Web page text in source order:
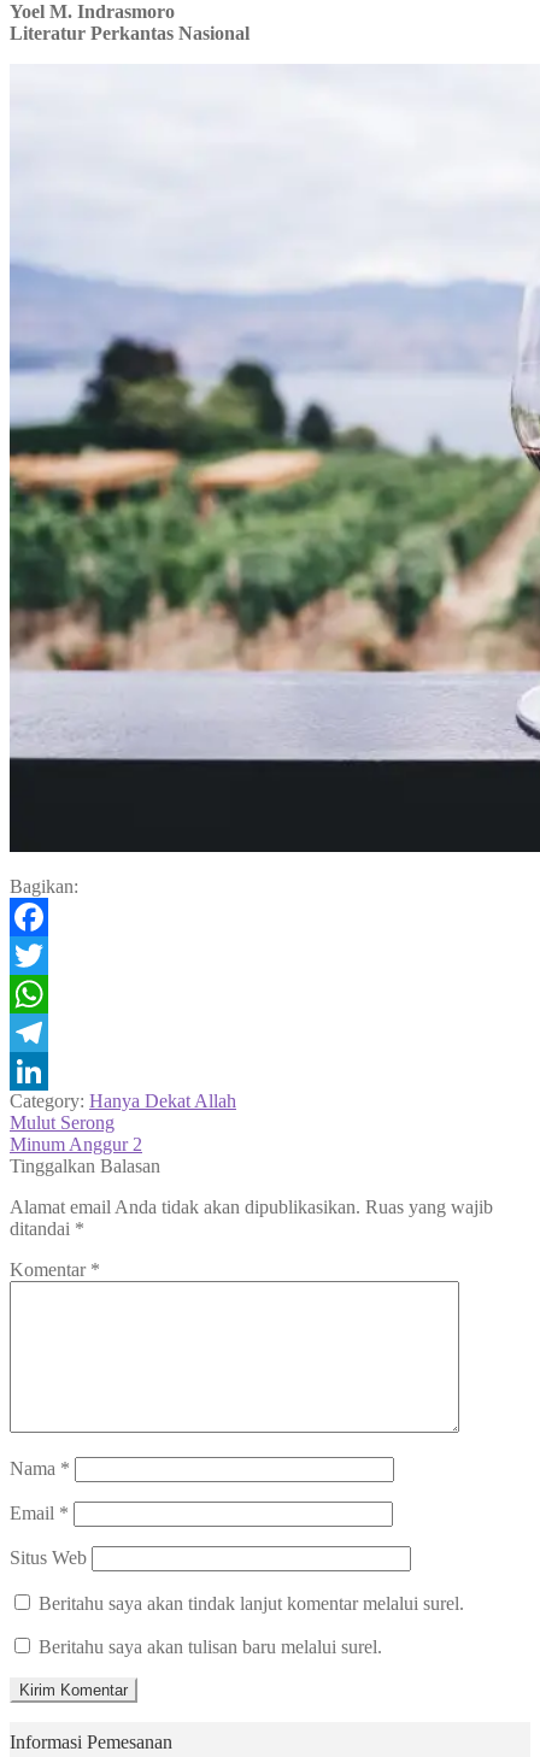
Yoel M. Indrasmoro
Literatur Perkantas Nasional
Bagikan:
Facebook
Twitter
WhatsApp
Telegram
LinkedIn
Category: Hanya Dekat Allah
Navigasi
pos
Previous
post:
Mulut Serong
Next
post:
Minum Anggur 2
Tinggalkan Balasan
Alamat email Anda tidak akan dipublikasikan. Ruas yang wajib
ditandai *
Komentar *
Nama *
Email *
Situs Web
Beritahu saya akan tindak lanjut komentar melalui surel.
Beritahu saya akan tulisan baru melalui surel.
Informasi Pemesanan